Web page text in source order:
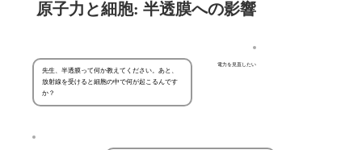
原子力と細胞: 半透膜への影響
電力を見直したい
先生、半透膜って何か教えてください。あと、
放射線を受けると細胞の中で何が起こるんです
か？